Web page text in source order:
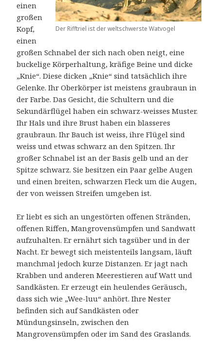
Der Rifftriel ist der weltschwerste Watvogel
einen
großen
Kopf,
einen
großen Schnabel der sich nach oben neigt, eine
buckelige Körperhaltung, kräfige Beine und dicke
„Knie“. Diese dicken „Knie“ sind tatsächlich ihre
Gelenke. Ihr Oberkörper ist meistens graubraun in
der Farbe. Das Gesicht, die Schultern und die
Sekundärflügel haben ein schwarz-weisses Muster.
Ihr Hals und ihre Brust haben ein blasseres
graubraun. Ihr Bauch ist weiss, ihre Flügel sind
weiss und etwas schwarz an den Spitzen. Ihr
großer Schnabel ist an der Basis gelb und an der
Spitze schwarz. Sie besitzen ein Paar gelbe Augen
und einen breiten, schwarzen Fleck um die Augen,
der von weissen Streifen umgeben ist.
Er liebt es sich an ungestörten offenen Stränden,
offenen Riffen, Mangrovensümpfen und Sandwatt
aufzuhalten. Er ernährt sich tagsüber und in der
Nacht. Er bewegt sich meistenteils langsam, läuft
manchmal jedoch kurze Distanzen. Er jagt nach
Krabben und anderen Meerestieren auf Watt und
Sandkästen. Er erzeugt ein heulendes Geräusch,
dass sich wie „Wee-luu“ anhört. Ihre Nester
befinden sich auf Sandkästen oder
Mündungsinseln, zwischen den
Mangrovensümpfen oder im Sand des Graslands.